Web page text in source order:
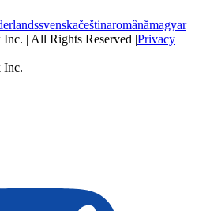
svenskačeštinaromânămagyar
| All Rights Reserved |Privacy
Inc.